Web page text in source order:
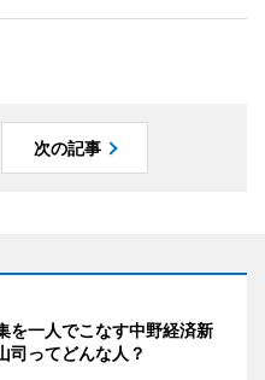
次の記事
を一人でこなす中野経済新
司ってどんな人？